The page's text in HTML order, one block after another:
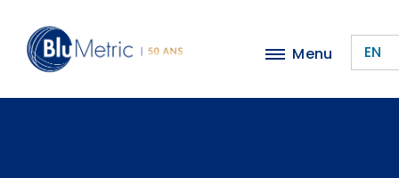
principal
Menu EN